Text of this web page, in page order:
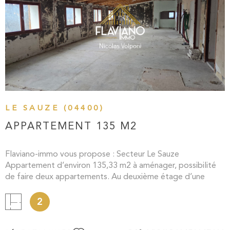
LE SAUZE (04400)
APPARTEMENT 135 M2
Flaviano-immo vous propose : Secteur Le Sauze
Appartement d’environ 135,33 m2 à aménager, possibilité
de faire deux appartements. Au deuxième étage d’une
ski de la Station du Sauze. Toutes les réservations sont
disponibles directement dans le plateau (eau, électricité,
2
VOIR LE BIEN